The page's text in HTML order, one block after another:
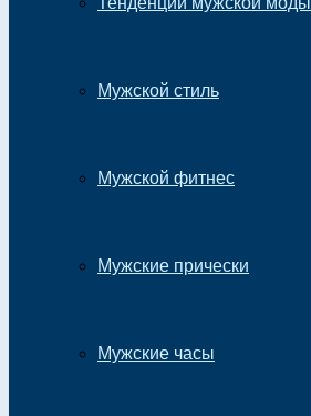
Мужской стиль
Мужской фитнес
Мужские прически
Мужские часы